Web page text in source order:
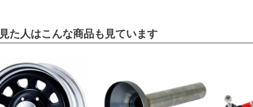
た人はこんな商品も見ています